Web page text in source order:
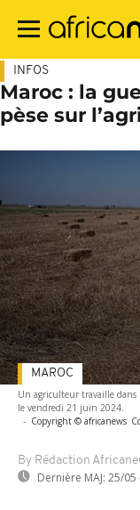
contenu
INFOS
Maroc : la
pèse sur
Un agriculteur travaille dans
le vendredi 21 juin 2024.
- Copyright © africanews
By Rédaction
Dernière MAJ: 25/05
MAROC